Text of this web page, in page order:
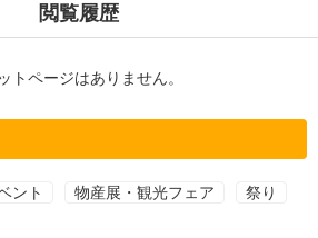
閲覧履歴
トページはありません。
ント 物産展・観光フェア 祭り